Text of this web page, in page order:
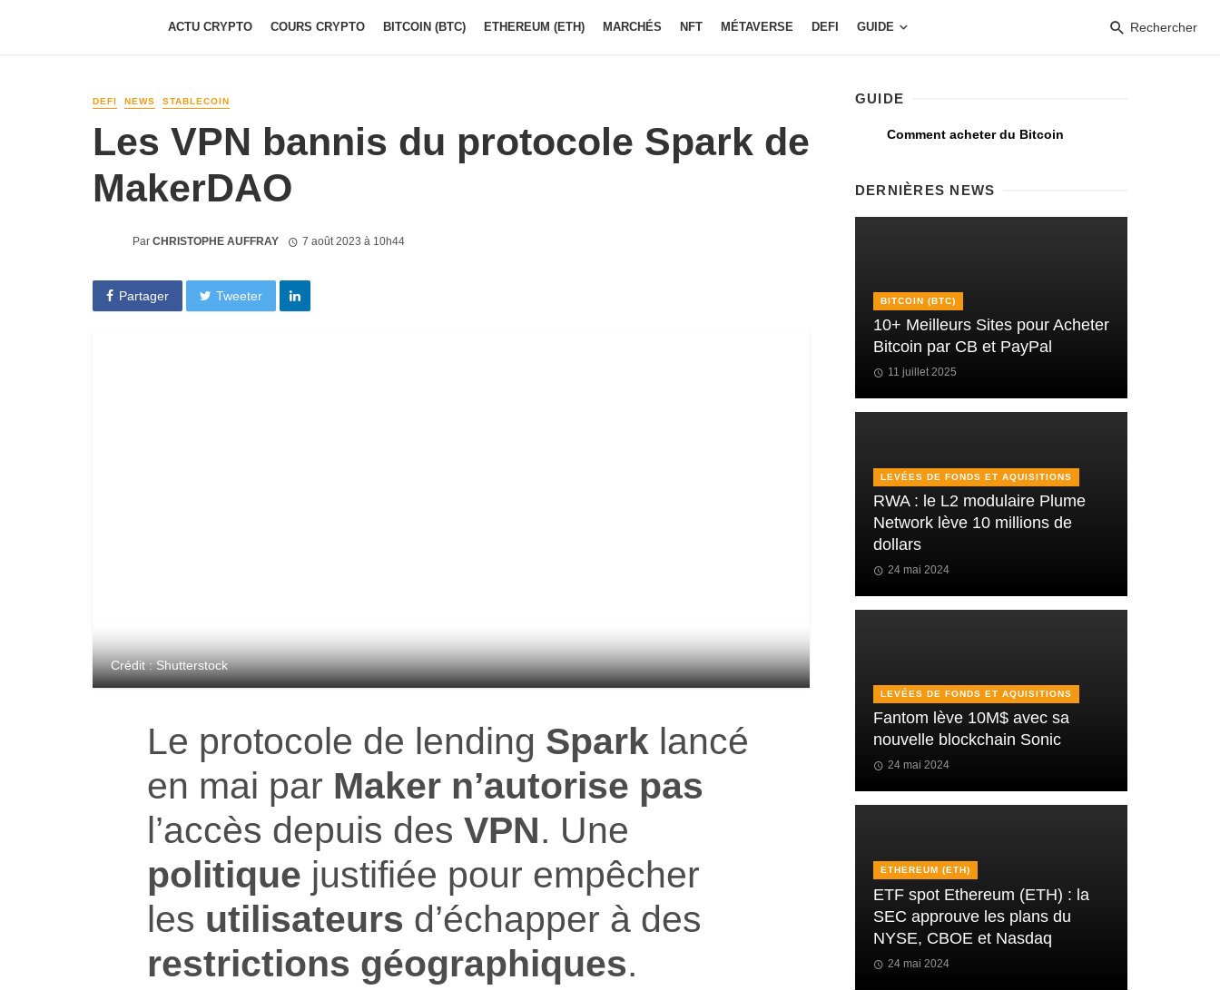
ACTU CRYPTO COURS CRYPTO BITCOIN (BTC) ETHEREUM (ETH) MARCHÉS NFT MÉTAVERSE DEFI GUIDE Rechercher
DEFI NEWS STABLECOIN
Les VPN bannis du protocole Spark de
MakerDAO
Par CHRISTOPHE AUFFRAY 7 août 2023 à 10h44
Partager Tweeter
Crédit : Shutterstock
Le protocole de lending Spark lancé
en mai par Maker n’autorise pas
l’accès depuis des VPN. Une
politique justifiée pour empêcher
les utilisateurs d’échapper à des
restrictions géographiques.
GUIDE
Comment acheter du Bitcoin
DERNIÈRES NEWS
BITCOIN (BTC)
10+ Meilleurs Sites pour Acheter
Bitcoin par CB et PayPal
11 juillet 2025
LEVÉES DE FONDS ET AQUISITIONS
RWA : le L2 modulaire Plume
Network lève 10 millions de
dollars
24 mai 2024
LEVÉES DE FONDS ET AQUISITIONS
Fantom lève 10M$ avec sa
nouvelle blockchain Sonic
24 mai 2024
ETHEREUM (ETH)
ETF spot Ethereum (ETH) : la
SEC approuve les plans du
NYSE, CBOE et Nasdaq
24 mai 2024